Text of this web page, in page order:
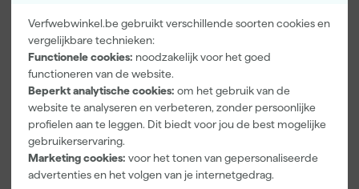
Verfwebwinkel.be gebruikt verschillende soorten cookies en
vergelijkbare technieken:
Functionele cookies: noodzakelijk voor het goed
functioneren van de website.
Beperkt analytische cookies: om het gebruik van de
website te analyseren en verbeteren, zonder persoonlijke
profielen aan te leggen. Dit biedt voor jou de best mogelijke
gebruikerservaring.
Marketing cookies: voor het tonen van gepersonaliseerde
advertenties en het volgen van je internetgedrag.
Kleurenkaarte
n Pakket
Morgen
bezorgd
Go!Paint Roll
And Go 1,25L
- Roller 10cm
+ 3
Inzetbakken
Morgen
Platinum
Muurverfrolle
r - 5cm (2st)
Morgen
bezorgd
Adviesprijs